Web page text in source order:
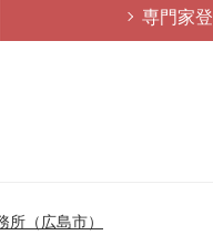
専門家
所（広島市）